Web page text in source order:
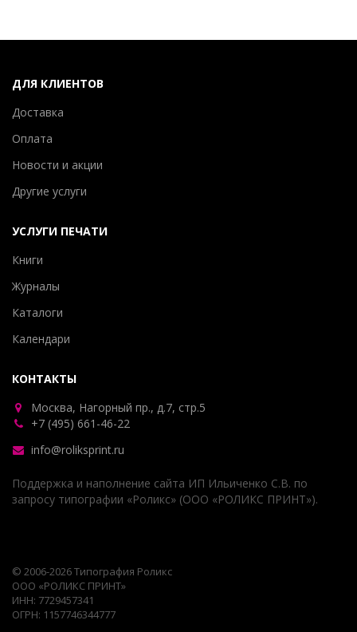
ДЛЯ КЛИЕНТОВ
Доставка
Оплата
Новости и акции
Другие услуги
УСЛУГИ ПЕЧАТИ
Книги
Журналы
Каталоги
Календари
КОНТАКТЫ
Москва, Нагорный пр., д.7, стр.5
+7 (495) 661-46-22
info@roliksprint.ru
Поддержка и наполнение сайта ИП Ильиченко С.В. по
запросу типографии «Роликс» (ООО «РОЛИКС ПРИНТ»).
© 2006-2026 Типография Роликс
ООО «РОЛИКС ПРИНТ»
ИНН: 7729457341
ОГРН: 1157746344777